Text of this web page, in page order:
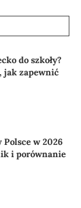
do szkoły?
jak zapewnić
w 2026
i porównanie